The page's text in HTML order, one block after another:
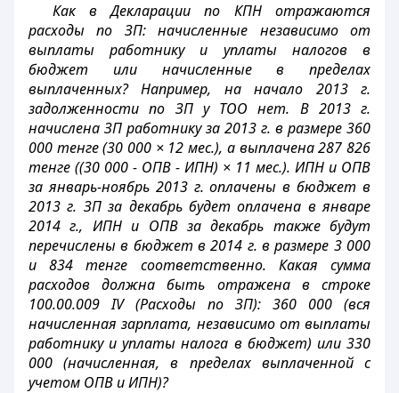
Как в Декларации по КПН отражаются
расходы по ЗП: начисленные независимо от
выплаты работнику и уплаты налогов в
бюджет или начисленные в пределах
выплаченных? Например, на начало 2013 г.
задолженности по ЗП у ТОО нет. В 2013 г.
начислена ЗП работнику за 2013 г. в размере 360
000 тенге (30 000 × 12 мес.), а выплачена 287 826
тенге ((30 000 - ОПВ - ИПН) × 11 мес.). ИПН и ОПВ
за январь-ноябрь 2013 г. оплачены в бюджет в
2013 г. ЗП за декабрь будет оплачена в январе
2014 г., ИПН и ОПВ за декабрь также будут
перечислены в бюджет в 2014 г. в размере 3 000
и 834 тенге соответственно. Какая сумма
расходов должна быть отражена в строке
100.00.009 IV (Расходы по ЗП): 360 000 (вся
начисленная зарплата, независимо от выплаты
работнику и уплаты налога в бюджет) или 330
000 (начисленная, в пределах выплаченной с
учетом ОПВ и ИПН)?